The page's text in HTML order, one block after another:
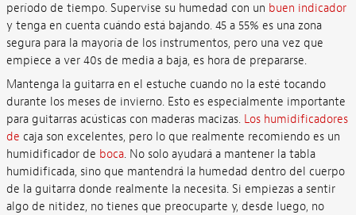
período de tiempo. Supervise su humedad con un buen indicador
y tenga en cuenta cuándo está bajando. 45 a 55% es una zona
segura para la mayoría de los instrumentos, pero una vez que
empiece a ver 40s de media a baja, es hora de prepararse.
Mantenga la guitarra en el estuche cuando no la esté tocando
durante los meses de invierno. Esto es especialmente importante
para guitarras acústicas con maderas macizas. Los humidificadores
de caja son excelentes, pero lo que realmente recomiendo es un
humidificador de boca. No solo ayudará a mantener la tabla
humidificada, sino que mantendrá la humedad dentro del cuerpo
de la guitarra donde realmente la necesita. Si empiezas a sentir
algo de nitidez, no tienes que preocuparte y, desde luego, no